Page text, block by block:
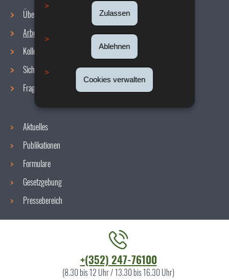
Zulassen
Ablehnen
Cookies verwalten
Navigationsmenü
Über uns
Arbeitsbedingungen
Kollektive Vereinbarungen
Sicherheit/Gesundheit am Arbeitsplatz
Fragen / Antworten
Aktuelles
Publikationen
Formulare
Gesetzgebung
Pressebereich
+(352) 247-76100
(8.30 bis 12 Uhr / 13.30 bis 16.30 Uhr)